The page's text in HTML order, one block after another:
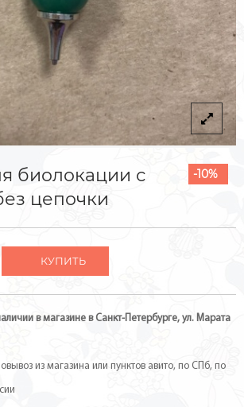
-10%
биолокации с
цепочки
КУПИТЬ
в магазине в Санкт-Петербурге, ул. Марата
из магазина или пунктов авито, по СПб, по